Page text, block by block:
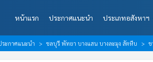
หน้าแรก ประกาศแนะนำ ประเภทอสังหาฯ
ระกาศแนะนำ ชลบุรี พัทยา บางแสน บางละมุง สัตหีบ